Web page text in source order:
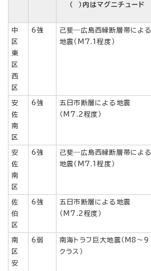
（ ）内はマグニチュード
中
区
東
区
西
区
6強
己斐―広島西縁断層帯による
地震（M7.1程度）
安
佐
南
区
6強
五日市断層による地震
（M7.2程度）
安
佐
南
区
6強
己斐―広島西縁断層帯による
地震（M7.1程度）
佐
伯
区
6強
五日市断層による地震
（M7.2程度）
南
区
安
6弱
南海トラフ巨大地震（M8～9
クラス）